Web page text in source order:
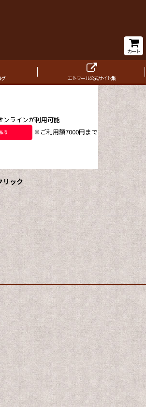
カート
エトワール公式サイト集
ンラインが利用可能
※ご利用額7000円まで
リック